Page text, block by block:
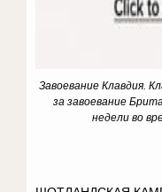
Завоевание Клавдия.
за завоевание
недели во